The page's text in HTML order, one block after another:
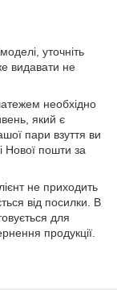
уточніть
видавати не
необхідно
який є
пари взуття ви
Нової пошти за
не приходить
від посилки. В
для
продукції.